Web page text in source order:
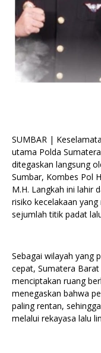
SUMBAR |
utama Polda
ditegaskan langsung
Sumbar, Kombes Pol
M.H. Langkah ini lahir
risiko kecelakaan
sejumlah titik padat
Sebagai wilayah yang
cepat, Sumatera
menciptakan ruang
menegaskan bahwa
paling rentan,
melalui rekayasa lalu